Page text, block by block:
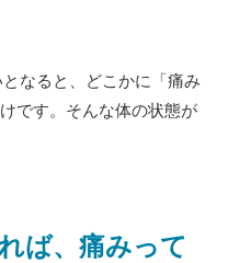
なると、どこかに「痛み
です。そんな体の状態が
ば、痛みって